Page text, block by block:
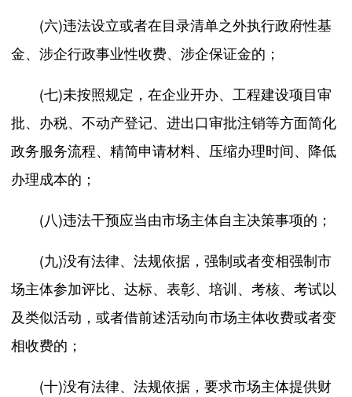
(六)违法设立或者在目录清单之外执行政府性基
金、涉企行政事业性收费、涉企保证金的；
(七)未按照规定，在企业开办、工程建设项目审
批、办税、不动产登记、进出口审批注销等方面简化
政务服务流程、精简申请材料、压缩办理时间、降低
办理成本的；
(八)违法干预应当由市场主体自主决策事项的；
(九)没有法律、法规依据，强制或者变相强制市
场主体参加评比、达标、表彰、培训、考核、考试以
及类似活动，或者借前述活动向市场主体收费或者变
相收费的；
(十)没有法律、法规依据，要求市场主体提供财